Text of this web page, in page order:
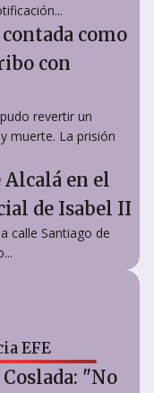
como
con
revertir un
muerte. La prisión
Alcalá en el
de Isabel II
calle Santiago de
EFE
"No